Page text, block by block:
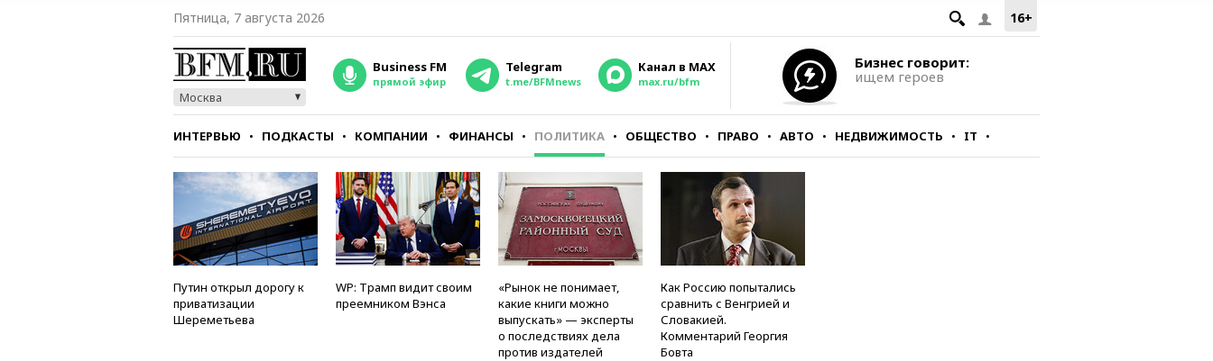
16+
Пятница, 7 августа 2026
Москва
Business FM
прямой эфир
Telegram
t.me/BFMnews
Канал в MAX
max.ru/bfm
Бизнес говорит:
ищем героев
ИНТЕРВЬЮ ПОДКАСТЫ КОМПАНИИ ФИНАНСЫ ПОЛИТИКА ОБЩЕСТВО ПРАВО АВТО НЕДВИЖИМОСТЬ IT
СТИЛЬ ТЕСТЫ
Путин открыл дорогу к
приватизации
Шереметьева
WP: Трамп видит своим
преемником Вэнса
«Рынок не понимает,
какие книги можно
выпускать» — эксперты
о последствиях дела
против издателей
Как Россию попытались
сравнить с Венгрией и
Словакией.
Комментарий Георгия
Бовта